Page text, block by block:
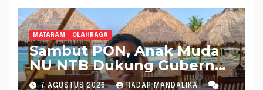
MATARAM OLAHRAGA
Sambut PON, Anak Muda
NU NTB Dukung Gubernur
Pimpin KONI NTB
7 AGUSTUS 2026 RADAR MANDALIKA